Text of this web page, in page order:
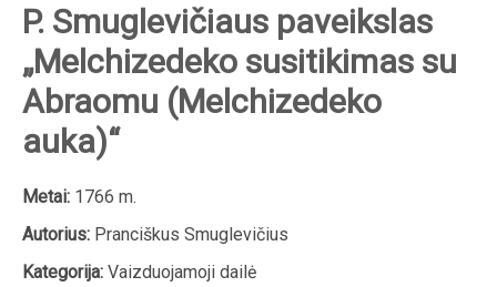
P. Smuglevičiaus paveikslas
„Melchizedeko susitikimas su
Abraomu (Melchizedeko
auka)“
Metai: 1766 m.
Autorius: Pranciškus Smuglevičius
Kategorija: Vaizduojamoji dailė